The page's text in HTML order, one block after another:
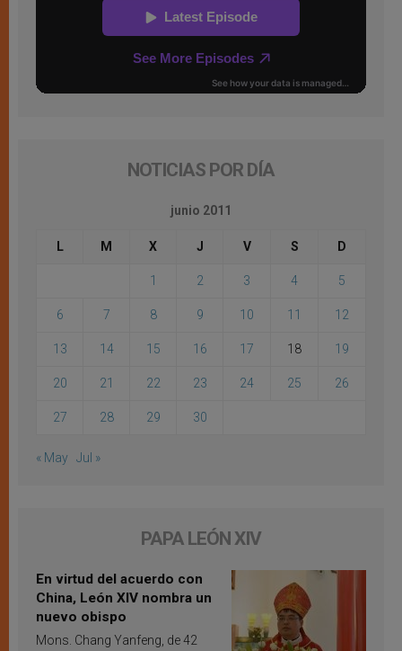
NOTICIAS POR DÍA
junio 2011
L M X J V S D
1 2 3 4 5
6 7 8 9 10 11 12
13 14 15 16 17 18 19
20 21 22 23 24 25 26
27 28 29 30
« May Jul »
PAPA LEÓN XIV
En virtud del acuerdo con
China, León XIV nombra un
nuevo obispo
Mons. Chang Yanfeng, de 42